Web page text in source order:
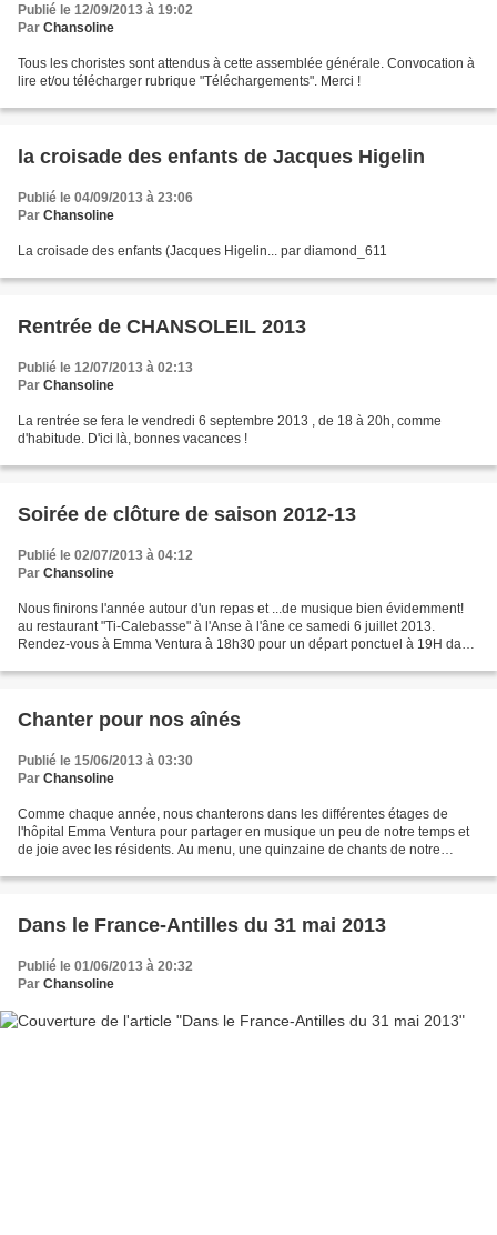
Publié le 12/09/2013 à 19:02
Par Chansoline
Tous les choristes sont attendus à cette assemblée générale. Convocation à
lire et/ou télécharger rubrique "Téléchargements". Merci !
la croisade des enfants de Jacques Higelin
Publié le 04/09/2013 à 23:06
Par Chansoline
La croisade des enfants (Jacques Higelin... par diamond_611
Rentrée de CHANSOLEIL 2013
Publié le 12/07/2013 à 02:13
Par Chansoline
La rentrée se fera le vendredi 6 septembre 2013 , de 18 à 20h, comme
d'habitude. D'ici là, bonnes vacances !
Soirée de clôture de saison 2012-13
Publié le 02/07/2013 à 04:12
Par Chansoline
Nous finirons l'année autour d'un repas et ...de musique bien évidemment!
au restaurant "Ti-Calebasse" à l'Anse à l'âne ce samedi 6 juillet 2013.
Rendez-vous à Emma Ventura à 18h30 pour un départ ponctuel à 19H dans
Chanter pour nos aînés
Publié le 15/06/2013 à 03:30
Par Chansoline
Comme chaque année, nous chanterons dans les différentes étages de
l'hôpital Emma Ventura pour partager en musique un peu de notre temps et
de joie avec les résidents. Au menu, une quinzaine de chants de notre
Dans le France-Antilles du 31 mai 2013
Publié le 01/06/2013 à 20:32
Par Chansoline